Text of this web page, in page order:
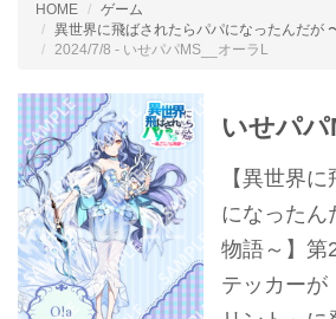
HOME
ゲーム
異世界に飛ばされたらパパになったんだが
2024/7/8 - いせパパMS__オーラL
いせパ
【異世界
になったん
物語～】第
テッカーが